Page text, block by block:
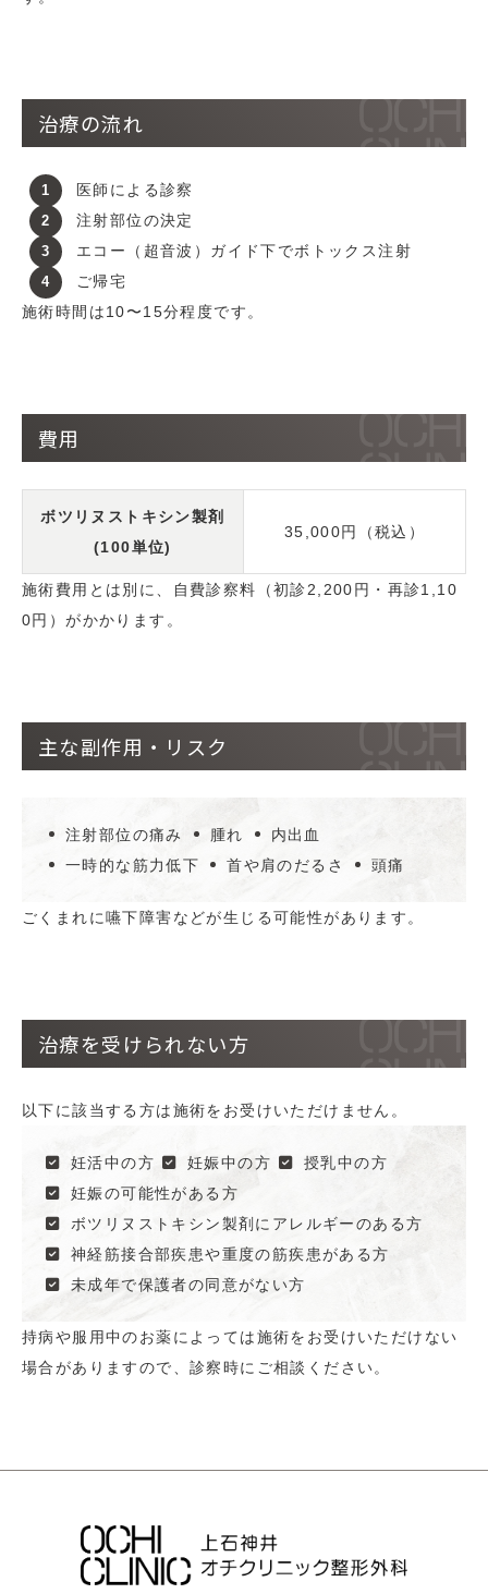
治療の流れ
医師による診察
注射部位の決定
エコー（超音波）ガイド下でボトックス注射
ご帰宅
施術時間は10〜15分程度です。
費用
ボツリヌストキシン製剤
(100単位)
35,000円（税込）
施術費用とは別に、自費診察料（初診2,200円・再診1,10
0円）がかかります。
主な副作用・リスク
注射部位の痛み 腫れ
内出血
一時的な筋力低下
首や肩のだるさ 頭痛
ごくまれに嚥下障害などが生じる可能性があります。
治療を受けられない方
以下に該当する方は施術をお受けいただけません。
妊活中の方 妊娠中の方
授乳中の方
妊娠の可能性がある方
ボツリヌストキシン製剤にアレルギーのある方
神経筋接合部疾患や重度の筋疾患がある方
未成年で保護者の同意がない方
持病や服用中のお薬によっては施術をお受けいただけない
場合がありますので、診察時にご相談ください。